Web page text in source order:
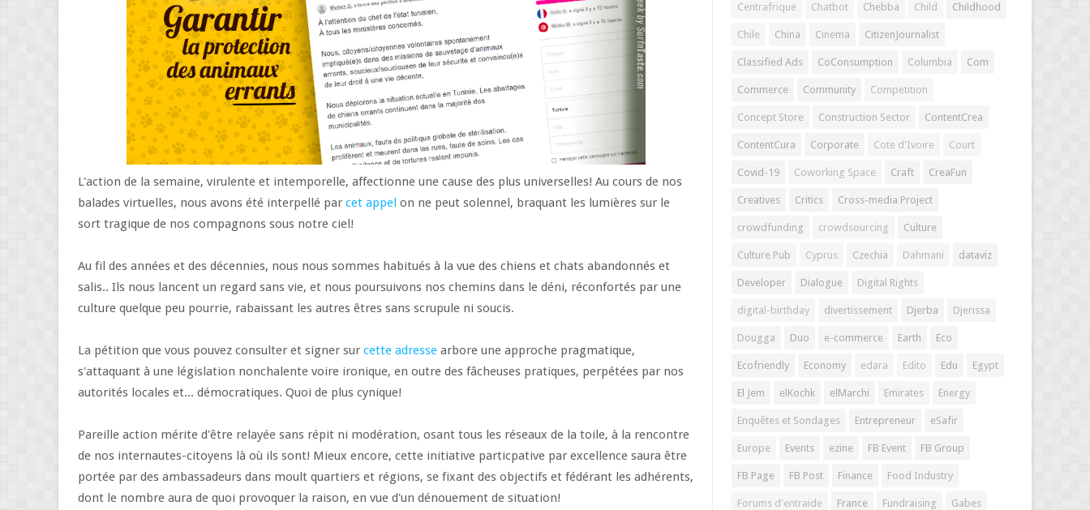
L'action de la semaine, virulente et intemporelle, affectionne une cause des plus universelles! Au cours de nos
balades virtuelles, nous avons été interpellé par cet appel on ne peut solennel, braquant les lumières sur le
sort tragique de nos compagnons sous notre ciel!
Au fil des années et des décennies, nous nous sommes habitués à la vue des chiens et chats abandonnés et
salis.. Ils nous lancent un regard sans vie, et nous poursuivons nos chemins dans le déni, réconfortés par une
culture quelque peu pourrie, rabaissant les autres êtres sans scrupule ni soucis.
La pétition que vous pouvez consulter et signer sur cette adresse arbore une approche pragmatique,
s'attaquant à une législation nonchalente voire ironique, en outre des fâcheuses pratiques, perpétées par nos
autorités locales et... démocratiques. Quoi de plus cynique!
Pareille action mérite d'être relayée sans répit ni modération, osant tous les réseaux de la toile, à la rencontre
de nos internautes-citoyens là où ils sont! Mieux encore, cette initiative particpative par excellence saura être
portée par des ambassadeurs dans moult quartiers et régions, se fixant des objectifs et fédérant les adhérents,
dont le nombre aura de quoi provoquer la raison, en vue d'un dénouement de situation!
Centrafrique Chatbot Chebba Child Childhood
Chile China Cinema CitizenJournalist
Classified Ads CoConsumption Columbia Com
Commerce Community Competition
Concept Store Construction Sector ContentCrea
ContentCura Corporate Cote d'Ivoire Court
Covid-19 Coworking Space Craft CreaFun
Creatives Critics Cross-media Project
crowdfunding crowdsourcing Culture
Culture Pub Cyprus Czechia Dahmani dataviz
Developer Dialogue Digital Rights
digital-birthday divertissement Djerba Djerissa
Dougga Duo e-commerce Earth Eco
Ecofriendly Economy edara Edito Edu Egypt
El Jem elKochk elMarchi Emirates Energy
Enquêtes et Sondages Entrepreneur eSafir
Europe Events ezine FB Event FB Group
FB Page FB Post Finance Food Industry
Forums d'entraide France Fundraising Gabes